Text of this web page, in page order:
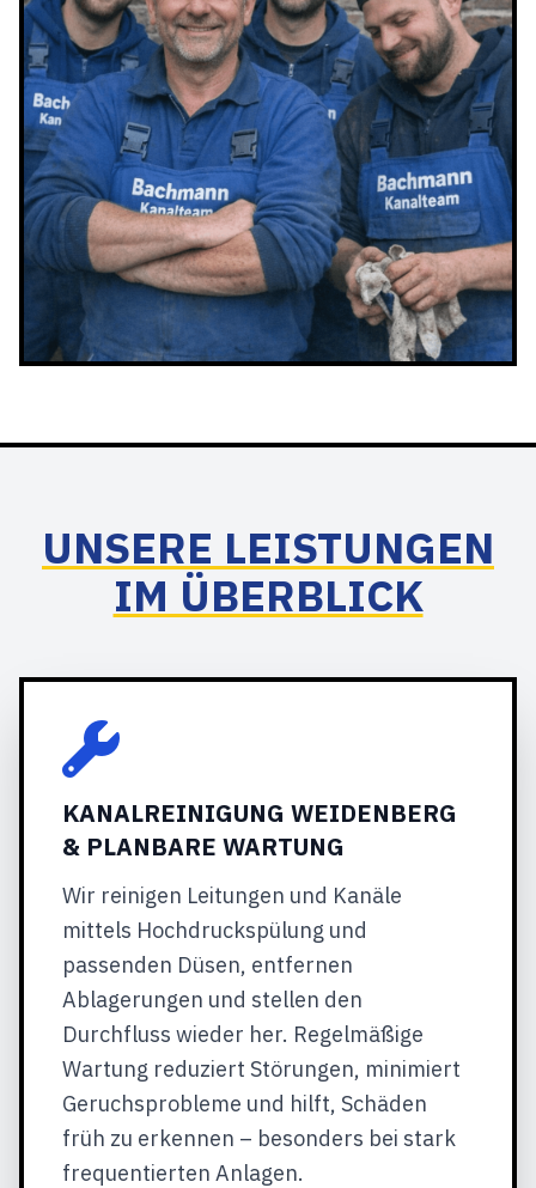
UNSERE LEISTUNGEN
IM ÜBERBLICK
KANALREINIGUNG WEIDENBERG
& PLANBARE WARTUNG
Wir reinigen Leitungen und Kanäle
mittels Hochdruckspülung und
passenden Düsen, entfernen
Ablagerungen und stellen den
Durchfluss wieder her. Regelmäßige
Wartung reduziert Störungen, minimiert
Geruchsprobleme und hilft, Schäden
früh zu erkennen – besonders bei stark
frequentierten Anlagen.